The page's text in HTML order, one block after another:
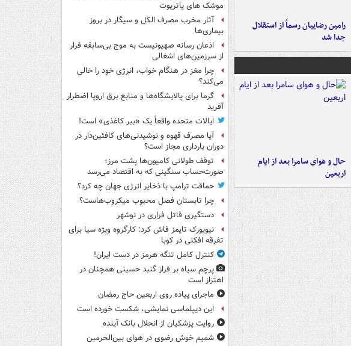
رامین رضاییان رسماً از استقلال
جدا شد
حال و هوای سامرا بعد از ایام
اربعین
موشک های پاتریوت
آثار مخرب مصرف الکل و سیگار در بروز
بیماری‌ها
اذعان رسانه صهیونیست به موج بی‌سابقه فرار
از سرزمین‌های اشغالی
چرا مغز در هنگام خواب، انرژی خود را خالی
می‌کند؟
گرما برای پالایشگاه‌ها و منابع برق اروپا اضطرار
آفرید
ایالات متحده واقعاً یک «ببر کاغذی» است!
آیا مصرف قهوه و نوشیدنی‌های کافئین‌دار در
دوران بارداری مجاز است؟
توقف طولانی کامیون‌ها پشت مرز؛
صورت‌حساب سنگینی که به اقتصاد می‌رسد
حماقت ترامپ با ذخایر انرژی جهان چه کرد؟
چرا تابستان فصل محبوب میکروب‌هاست؟
دستگیری قاتل فراری در نوشهر
نیویورک تایمز فاش کرد: کارگروه ویژه سیا برای
تفرقه افکنی در کوبا
کنترل کامل تنگه هرمز در دست ایران!
پرچم سیاه بر فراز گنبد حسینی همچنان در
اهتزاز است
ماجرای پیاده روی اربعین حاج رمضان
این دیپلماسی نمایشی، شکست خورده است
روایت پزشکیان از انحلال بانک آینده
شمیم خوش رضوی در هوای بین‌الحرمین